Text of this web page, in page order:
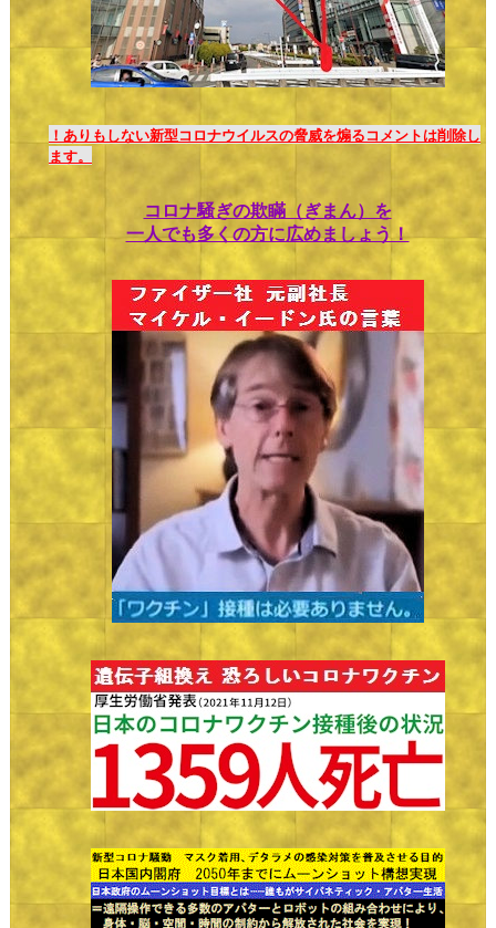
！ありもしない新型コロナウイルスの脅威を煽るコメントは削除し
ます。
コロナ騒ぎの欺瞞（ぎまん）を
一人でも多くの方に広めましょう！